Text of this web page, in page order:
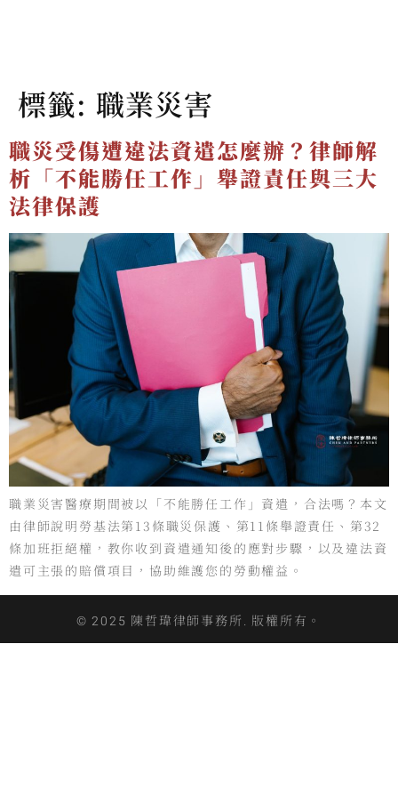
標籤: 職業災害
職災受傷遭違法資遣怎麼辦？律師解
析「不能勝任工作」舉證責任與三大
法律保護
職業災害醫療期間被以「不能勝任工作」資遣，合法嗎？本文
由律師說明勞基法第13條職災保護、第11條舉證責任、第32
條加班拒絕權，教你收到資遣通知後的應對步驟，以及違法資
遣可主張的賠償項目，協助維護您的勞動權益。
© 2025 陳哲瑋律師事務所. 版權所有。